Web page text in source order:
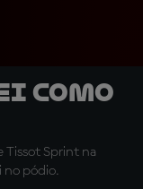
como
Tissot Sprint na
no pódio.